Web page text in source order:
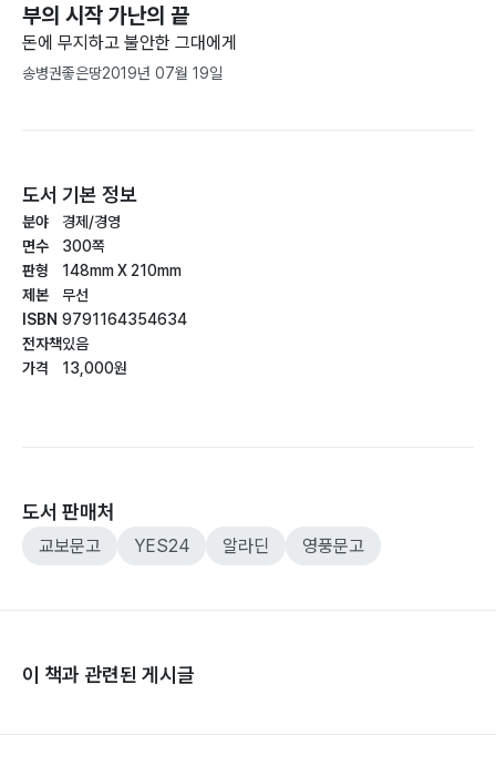
부의 시작 가난의 끝
돈에 무지하고 불안한 그대에게
송병권좋은땅2019년 07월 19일
도서 기본 정보
분야
면수
판형
제본
ISBN
전자책
가격
경제/경영
300쪽
148mm X 210mm
무선
9791164354634
있음
13,000원
도서 판매처
교보문고 YES24 알라딘 영풍문고
이 책과 관련된 게시글